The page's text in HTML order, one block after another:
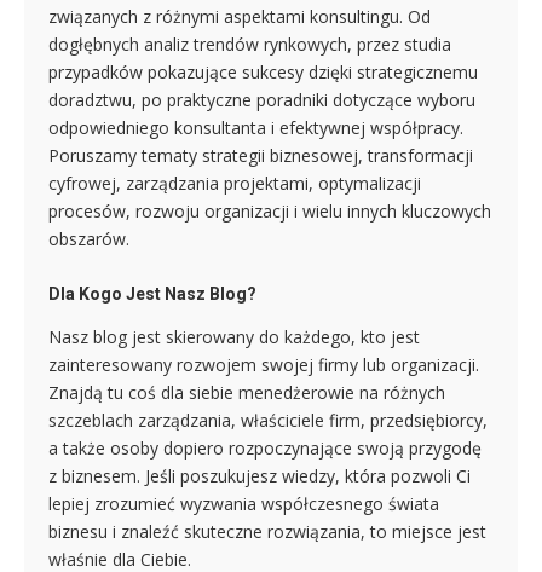
związanych z różnymi aspektami konsultingu. Od
dogłębnych analiz trendów rynkowych, przez studia
przypadków pokazujące sukcesy dzięki strategicznemu
doradztwu, po praktyczne poradniki dotyczące wyboru
odpowiedniego konsultanta i efektywnej współpracy.
Poruszamy tematy strategii biznesowej, transformacji
cyfrowej, zarządzania projektami, optymalizacji
procesów, rozwoju organizacji i wielu innych kluczowych
obszarów.
Dla Kogo Jest Nasz Blog?
Nasz blog jest skierowany do każdego, kto jest
zainteresowany rozwojem swojej firmy lub organizacji.
Znajdą tu coś dla siebie menedżerowie na różnych
szczeblach zarządzania, właściciele firm, przedsiębiorcy,
a także osoby dopiero rozpoczynające swoją przygodę
z biznesem. Jeśli poszukujesz wiedzy, która pozwoli Ci
lepiej zrozumieć wyzwania współczesnego świata
biznesu i znaleźć skuteczne rozwiązania, to miejsce jest
właśnie dla Ciebie.